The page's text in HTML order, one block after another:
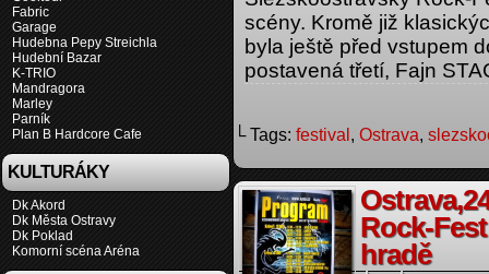
Fabric
Garage
Hudebna Pepy Streichla
Hudební Bazar
K-TRIO
Mandragora
Marley
Parník
Plan B Hardcore Cafe
KULTURÁKY
Dk Akord
Dk Města Ostravy
Dk Poklad
Komorní scéna Aréna
scény. Kromě již
byla ještě před vstupem
postavená třetí, Fajn
└ Tags: festival, Ostrava,
Rock-
hradě